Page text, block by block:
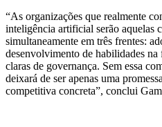
“As organizações que realmente
inteligência artificial serão aquelas
simultaneamente em três frentes:
desenvolvimento de habilidades na
claras de governança. Sem essa
deixará de ser apenas uma
competitiva concreta”, conclui